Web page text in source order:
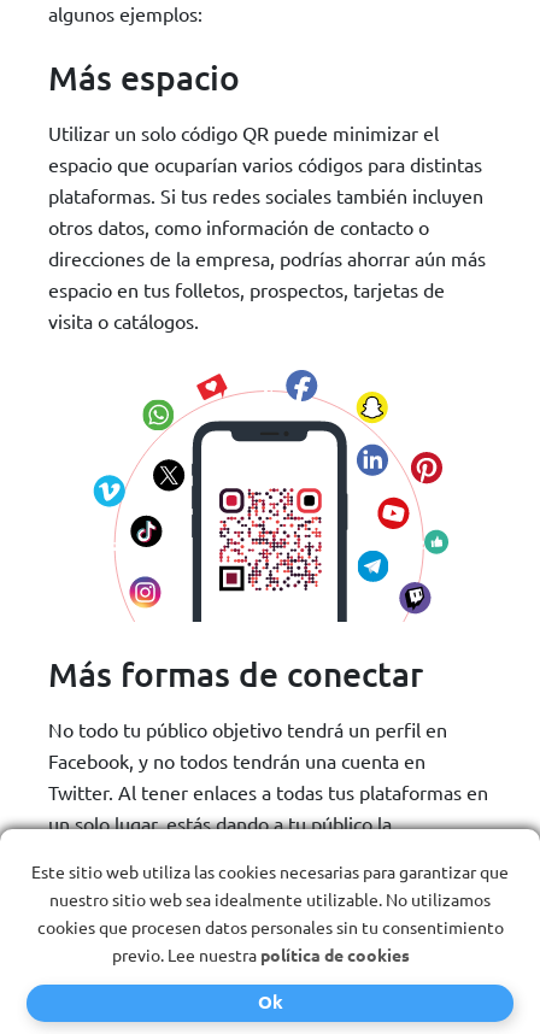
algunos ejemplos:
Más espacio
Utilizar un solo código QR puede minimizar el
espacio que ocuparían varios códigos para distintas
plataformas. Si tus redes sociales también incluyen
otros datos, como información de contacto o
direcciones de la empresa, podrías ahorrar aún más
espacio en tus folletos, prospectos, tarjetas de
visita o catálogos.
Más formas de conectar
No todo tu público objetivo tendrá un perfil en
Facebook, y no todos tendrán una cuenta en
Twitter. Al tener enlaces a todas tus plataformas en
un solo lugar, estás dando a tu público la
diferentes canales. Pueden elegir sus canales de
redes sociales preferidos para conectar contigo.
Este sitio web utiliza las cookies necesarias para garantizar que
nuestro sitio web sea idealmente utilizable. No utilizamos
cookies que procesen datos personales sin tu consentimiento
previo. Lee nuestra política de cookies
Ok